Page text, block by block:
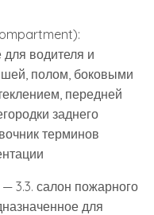
водителя и
полом, боковыми
передней
заднего
терминов
— 3.3. салон пожарного
для